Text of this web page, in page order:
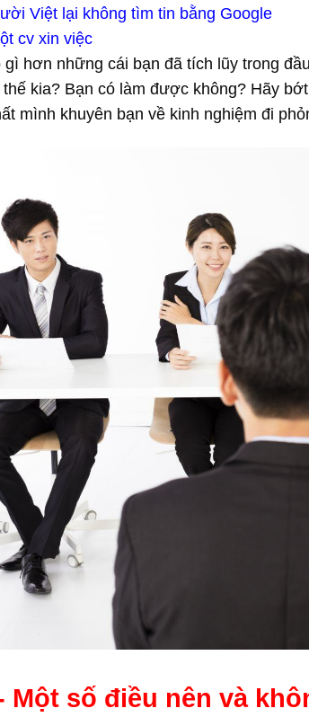
Việt lại không tìm tin bằng Google
cv xin việc
gì hơn những cái bạn đã tích lũy trong
thế kia? Bạn có làm được không? Hãy
mình khuyên bạn về kinh nghiệm đi
Một số điều nên và